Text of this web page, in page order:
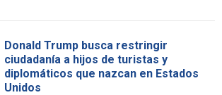
Donald Trump busca restringir
ciudadanía a hijos de turistas y
diplomáticos que nazcan en Estados
Unidos